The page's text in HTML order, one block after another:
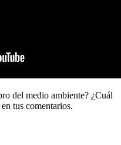
del medio ambiente? ¿Cuál
tus comentarios.